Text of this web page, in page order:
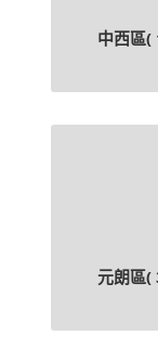
中西區(
元朗區(